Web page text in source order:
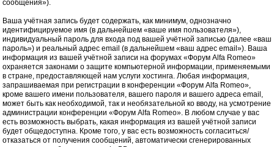
сообщения»).
Ваша учётная запись будет содержать, как минимум, однозначно
идентифицируемое имя (в дальнейшем «ваше имя пользователя»),
индивидуальный пароль для входа под вашей учётной записью (далее «ваш
пароль») и реальный адрес email (в дальнейшем «ваш адрес email»). Ваша
информация из вашей учётной записи на форумах «Форум Alfa Romeo»
охраняется законами о защите компьютерной информации, применяемыми
в стране, предоставляющей нам услуги хостинга. Любая информация,
запрашиваемая при регистрации в конференции «Форум Alfa Romeo»,
кроме вашего имени пользователя, вашего пароля и вашего адреса email,
может быть как необходимой, так и необязательной ко вводу, на усмотрение
администрации конференции «Форум Alfa Romeo». В любом случае у вас
есть возможность выбрать, какая информация из вашей учётной записи
будет общедоступна. Кроме того, у вас есть возможность согласиться/
отказаться от получения сообщений, автоматически сгенерированных